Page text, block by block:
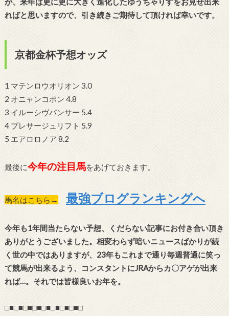
ればと思いますので、引き続きご期待して頂ければ幸いです。
京都金杯予想オッズ
1 マテンロウオリオン 3.0
2 オニャンコポン 4.8
3 イルーシヴパンサー 5.4
4 プレサージュリフト 5.9
5 エアロロノア 8.2
最後に今年の注目馬をあげておきます。
馬名はこちら→ 最強ブログランキングへ
今年も1年間当たらない予想、くだらない記事にお付き合い頂き
ありがとうございました。相変わらず暗いニュースばかりが続
く世の中ではありますが、23年もこれまで通り毎週普通に笑っ
て競馬が出来るよう、コンスタントにJRAからカ〇アゲが出来
れば…。 それでは皆様良いお年を。
□■□■□■□■□■□■□■□■□